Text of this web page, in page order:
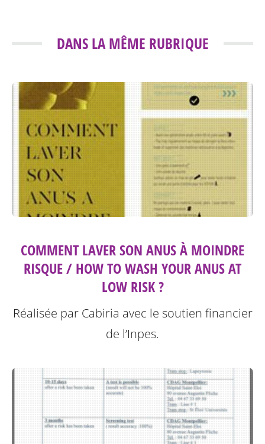
DANS LA MÊME RUBRIQUE
COMMENT LAVER SON ANUS À MOINDRE
RISQUE / HOW TO WASH YOUR ANUS AT
LOW RISK ?
Réalisée par Cabiria avec le soutien financier
de l’Inpes.